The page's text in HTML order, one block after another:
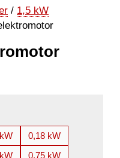
/ 1,5 kW
0,18 kW
0,75 kW